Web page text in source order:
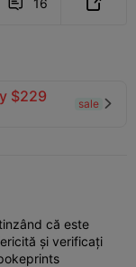
 16 
$229
sale 
că este
și verificați